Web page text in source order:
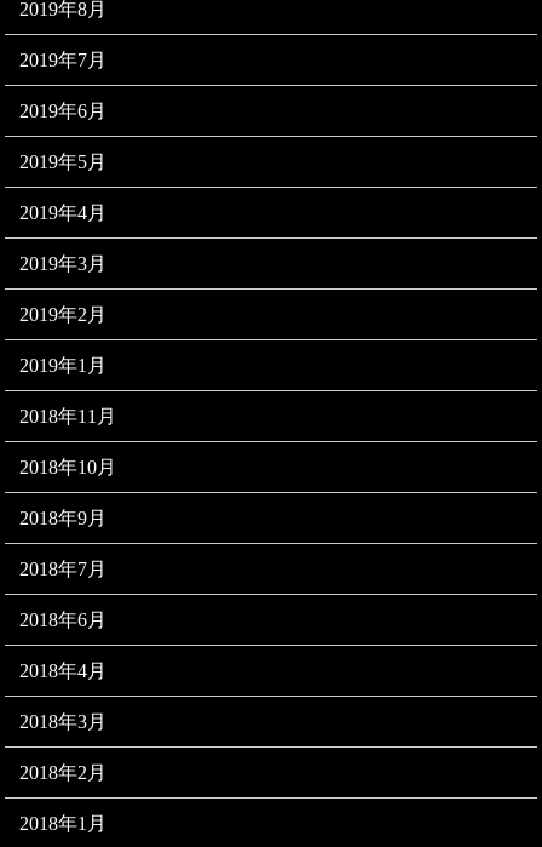
2019年8月
2019年7月
2019年6月
2019年5月
2019年4月
2019年3月
2019年2月
2019年1月
2018年11月
2018年10月
2018年9月
2018年7月
2018年6月
2018年4月
2018年3月
2018年2月
2018年1月